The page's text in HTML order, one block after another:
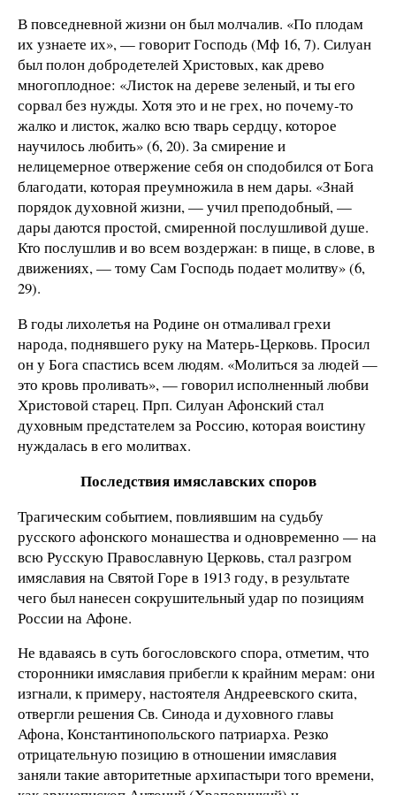
В повседневной жизни он был молчалив. «По плодам
их узнаете их», — говорит Господь (Мф 16, 7). Силуан
был полон добродетелей Христовых, как древо
многоплодное: «Листок на дереве зеленый, и ты его
сорвал без нужды. Хотя это и не грех, но почему-то
жалко и листок, жалко всю тварь сердцу, которое
научилось любить» (6, 20). За смирение и
нелицемерное отвержение себя он сподобился от Бога
благодати, которая преумножила в нем дары. «Знай
порядок духовной жизни, — учил преподобный, —
дары даются простой, смиренной послушливой душе.
Кто послушлив и во всем воздержан: в пище, в слове, в
движениях, — тому Сам Господь подает молитву» (6,
29).
В годы лихолетья на Родине он отмаливал грехи
народа, поднявшего руку на Матерь-Церковь. Просил
он у Бога спастись всем людям. «Молиться за людей —
это кровь проливать», — говорил исполненный любви
Христовой старец. Прп. Силуан Афонский стал
духовным предстателем за Россию, которая воистину
нуждалась в его молитвах.
Последствия имяславских споров
Трагическим событием, повлиявшим на судьбу
русского афонского монашества и одновременно — на
всю Русскую Православную Церковь, стал разгром
имяславия на Святой Горе в 1913 году, в результате
чего был нанесен сокрушительный удар по позициям
России на Афоне.
Не вдаваясь в суть богословского спора, отметим, что
сторонники имяславия прибегли к крайним мерам: они
изгнали, к примеру, настоятеля Андреевского скита,
отвергли решения Св. Синода и духовного главы
Афона, Константинопольского патриарха. Резко
отрицательную позицию в отношении имяславия
заняли такие авторитетные архипастыри того времени,